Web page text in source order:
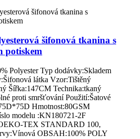
šifonová tkanina s
potiskem
Polyester Typ dodávky:Skladem
látka Vzor:Tištěný
Šířka:147CM Technika:tkaný
proti smršťování Použití:Šatové
Hmotnost:80GSM
modelu :KN180721-2F
TEX STANDARD 100,
OBSAH:100% POLY